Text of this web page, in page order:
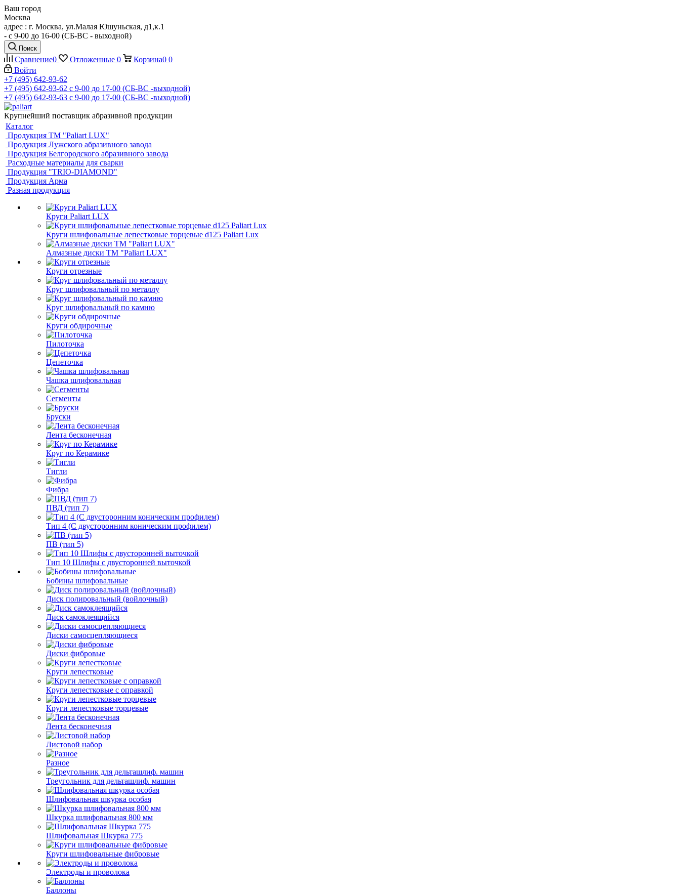
Ваш город
Москва
адрес : г. Москва, ул.Малая Юшуньская, д1,к.1
- c 9-00 до 16-00 (СБ-ВС - выходной)
Поиск
Сравнение0 Отложенные 0 Корзина0 0
Войти
+7 (495) 642-93-62
+7 (495) 642-93-62 c 9-00 до 17-00 (СБ-ВС -выходной)
+7 (495) 642-93-63 c 9-00 до 17-00 (СБ-ВС -выходной)
Крупнейший поставщик абразивной продукции
Каталог
Продукция ТМ "Paliart LUX"
Продукция Лужского абразивного завода
Продукция Белгородского абразивного завода
Расходные материалы для сварки
Продукция "TRIO-DIAMOND"
Продукция Арма
Разная продукция
Круги Paliart LUX
Круги шлифовальные лепестковые торцевые d125 Paliart Lux
Алмазные диски ТМ "Paliart LUX"
Круги отрезные
Круг шлифовальный по металлу
Круг шлифовальный по камню
Круги обдирочные
Пилоточка
Цепеточка
Чашка шлифовальная
Сегменты
Бруски
Лента бесконечная
Круг по Керамике
Тигли
Фибра
ПВД (тип 7)
Тип 4 (С двусторонним коническим профилем)
ПВ (тип 5)
Тип 10 Шлифы с двусторонней выточкой
Бобины шлифовальные
Диск полировальный (войлочный)
Диск самоклеящийся
Диски самосцепляющиеся
Диски фибровые
Круги лепестковые
Круги лепестковые с оправкой
Круги лепестковые торцевые
Лента бесконечная
Листовой набор
Разное
Треугольник для дельташлиф. машин
Шлифовальная шкурка особая
Шкурка шлифовальная 800 мм
Шлифовальная Шкурка 775
Круги шлифовальные фибровые
Электроды и проволока
Баллоны